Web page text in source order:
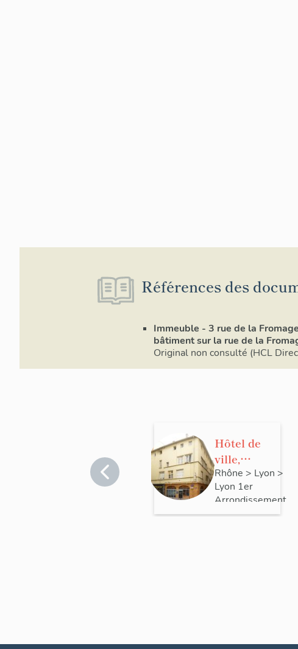
Références des
Immeuble - 3 rue de la
bâtiment sur la rue de la
Original non consulté (HCL
Hôtel de
ville,
actuellement
immeuble à
l'enseigne du
Rhône > Lyon >
Lyon 1er
Arrondissement